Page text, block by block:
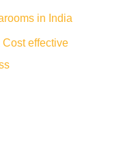
in India
Cost effective